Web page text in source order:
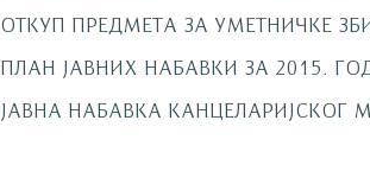
ОТКУП ПРЕДМЕТА ЗА УМЕТНИЧКЕ
ПЛАН ЈАВНИХ НАБАВКИ ЗА 2015.
ЈАВНА НАБАВКА КАНЦЕЛАРИЈСКОГ